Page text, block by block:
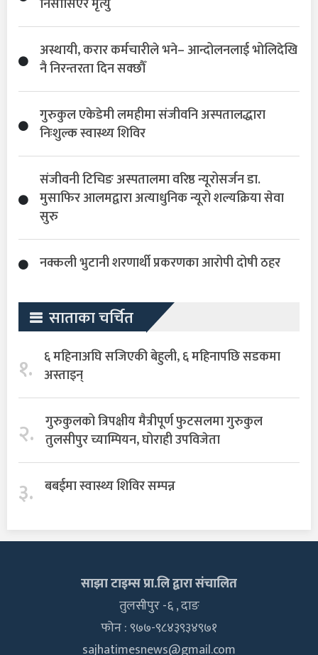
निसासिएर मृत्यु
अस्थायी, करार कर्मचारीले भने– आन्दोलनलाई भोलिदेखि
नै निरन्तरता दिन सक्छौँ
गुरुकुल एकेडेमी लमहीमा संजीवनि अस्पतालद्धारा
निःशुल्क स्वास्थ्य शिविर
संजीवनी टिचिङ अस्पतालमा वरिष्ठ न्यूरोसर्जन डा.
मुसाफिर आलमद्वारा अत्याधुनिक न्यूरो शल्यक्रिया सेवा
सुरु
नक्कली भुटानी शरणार्थी प्रकरणका आरोपी दोषी ठहर
साताका चर्चित
१. ६ महिनाअघि सजिएकी बेहुली, ६ महिनापछि सडकमा
अस्ताइन्
२. गुरुकुलको त्रिपक्षीय मैत्रीपूर्ण फुटसलमा गुरुकुल
तुलसीपुर च्याम्पियन, घोराही उपविजेता
३. बबईमा स्वास्थ्य शिविर सम्पन्न
साझा टाइम्स प्रा.लि द्वारा संचालित
तुलसीपुर -६ , दाङ
फोन : ९७७-९८४३९३४९७१
sajhatimesnews@gmail.com